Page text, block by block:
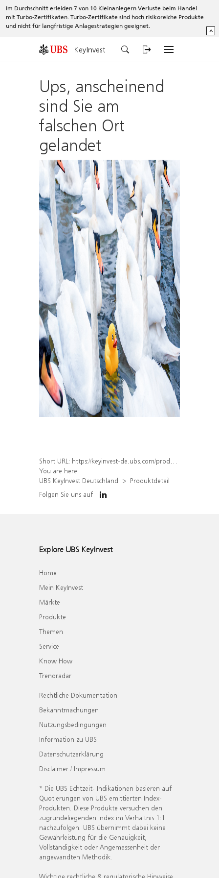
Im Durchschnitt erleiden 7 von 10 Kleinanlegern Verluste beim Handel
mit Turbo-Zertifikaten. Turbo-Zertifikate sind hoch risikoreiche Produkte
und nicht für langfristige Anlagestrategien geeignet.
^
KeyInvest
Ups, anscheinend
sind Sie am
falschen Ort
gelandet
Short URL: https://keyinvest-de.ubs.com/produkt/detail/index/isin/DE000WA6A299
You are here:
UBS KeyInvest Deutschland
Produktdetail
Folgen Sie uns auf
Explore UBS KeyInvest
Home
Mein KeyInvest
Märkte
Produkte
Themen
Service
Know How
Trendradar
Rechtliche Dokumentation
Bekanntmachungen
Nutzungsbedingungen
Information zu UBS
Datenschutzerklärung
Disclaimer / Impressum
* Die UBS Echtzeit- Indikationen basieren auf
Quotierungen von UBS emittierten Index-
Produkten. Diese Produkte versuchen den
zugrundeliegenden Index im Verhältnis 1:1
nachzufolgen. UBS übernimmt dabei keine
Gewährleistung für die Genauigkeit,
Vollständigkeit oder Angemessenheit der
angewandten Methodik.